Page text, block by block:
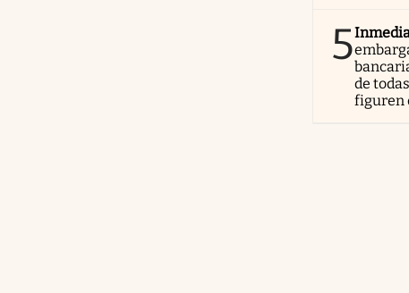
5
de
figuren